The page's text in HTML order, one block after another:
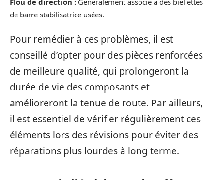
de barre stabilisatrice usées.
Pour remédier à ces problèmes, il est
conseillé d’opter pour des pièces renforcées
de meilleure qualité, qui prolongeront la
durée de vie des composants et
amélioreront la tenue de route. Par ailleurs,
il est essentiel de vérifier régulièrement ces
éléments lors des révisions pour éviter des
réparations plus lourdes à long terme.